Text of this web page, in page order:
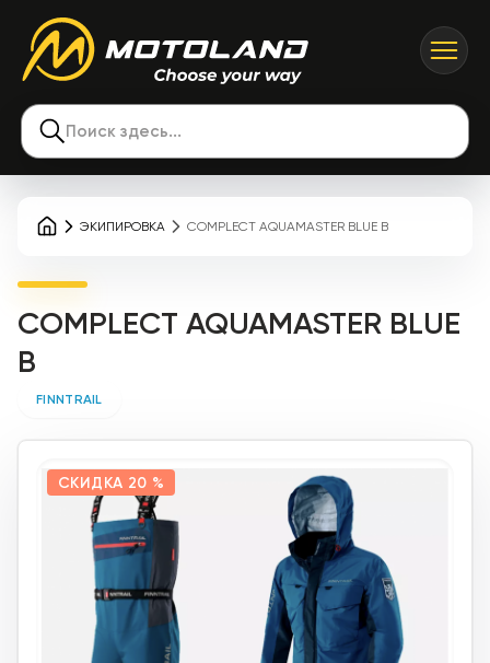
Поиск здесь...
ЭКИПИРОВКА COMPLECT AQUAMASTER BLUE B
COMPLECT AQUAMASTER BLUE
B
FINNTRAIL
СКИДКА 20 %